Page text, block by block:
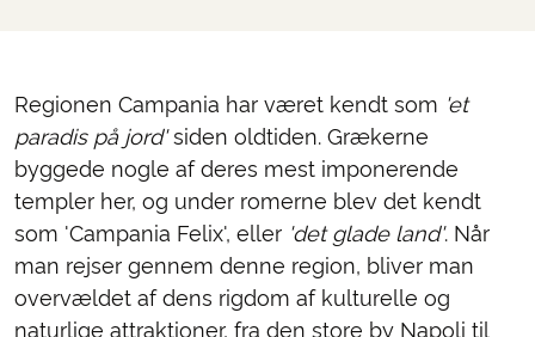
Regionen Campania har været kendt som 'et
paradis på jord'siden oldtiden. Grækerne
byggede nogle af deres mest imponerende
templer her, og under romerne blev det kendt
som 'Campania Felix', eller 'det glade land'. Når
man rejser gennem denne region, bliver man
overvældet af dens rigdom af kulturelle og
naturlige attraktioner, fra den store by Napoli til